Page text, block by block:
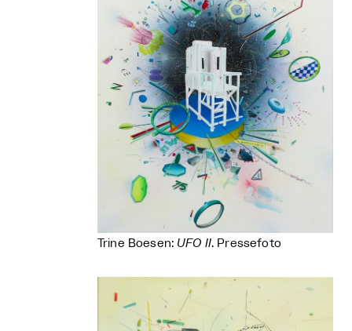
Trine Boesen: UFO II. Pressefoto